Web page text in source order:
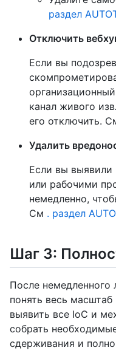
раздел
Отключить
Если вы
канал живого
его отключить.
Удалить
Если вы
или рабочими
немедленно,
См . раздел
Шаг 3:
После
понять весь
выявить все IoC и
собрать
сдерживания и